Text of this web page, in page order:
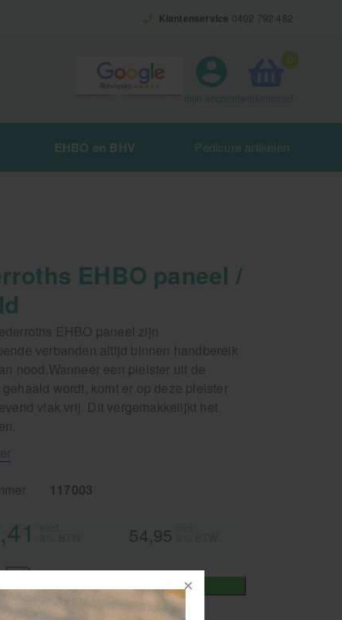
Klantenservice 0492 792 482
0
mijn account
EHBO en BHV Pedicure artikelen
EHBO paneel /
EHBO paneel zijn
verbanden altijd binnen handbereik
nood.Wanneer een pleister uit de
wordt, komt er op deze pleister
vlak vrij. Dit vergemakkelijkt het
117003
54,95
+ In winkelmand